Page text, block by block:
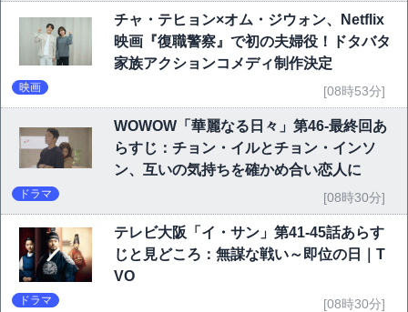
チャ・テヒョン×オム・ジウォン、Netflix
映画『復職警察』で初の夫婦役！ドタバタ
家族アクションコメディ制作決定
映画 [08時53分]
WOWOW「華麗なる日々」第46-最終回あ
らすじ：チョン・イルとチョン・インソ
ン、互いの気持ちを確かめ合い恋人に
ドラマ [08時30分]
テレビ大阪「イ・サン」第41-45話あらす
じと見どころ：無謀な戦い～即位の日｜T
VO
ドラマ [08時30分]